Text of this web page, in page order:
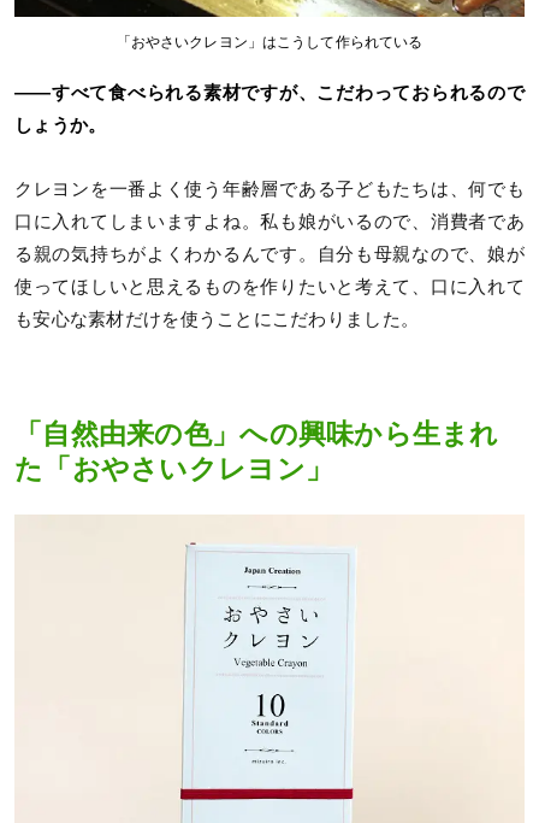
「おやさいクレヨン」はこうして作られている
――すべて食べられる素材ですが、こだわっておられるので
しょうか。
クレヨンを一番よく使う年齢層である子どもたちは、何でも
口に入れてしまいますよね。私も娘がいるので、消費者であ
る親の気持ちがよくわかるんです。自分も母親なので、娘が
使ってほしいと思えるものを作りたいと考えて、口に入れて
も安心な素材だけを使うことにこだわりました。
「自然由来の色」への興味から生まれ
た「おやさいクレヨン」